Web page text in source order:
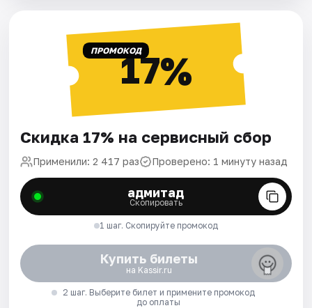
ПРОМОКОД17%
Скидка 17% на сервисный сбор
Применили: 2 417 раз Проверено: 1 минуту назад
адмитад
Скопировать
1 шаг. Скопируйте промокод
Купить билеты
на Kassir.ru
2 шаг. Выберите билет и примените промокод
до оплаты